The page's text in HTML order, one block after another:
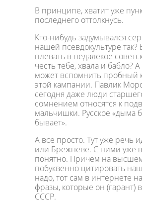
В принципе, хватит уже
последнего оттолкнусь.
Кто-нибудь задумывался
нашей псевдокультуре
плевать в недалекое
честь тебе, хвала и бабло?
может вспомнить пробный
этой кампании. Павлик
сегодня даже люди
сомнением относятся к
мальчишки. Русское «дыма
бывает».
А все просто. Тут уже речь
или Брежневе. С ними уже
понятно. Причем на
побуквенно цитировать
надо, тот сам в интернете
фразы, которые он (гарант)
СССР.